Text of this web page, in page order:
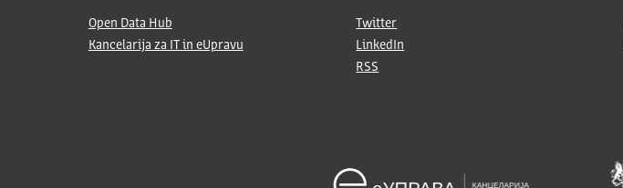
Open Data Hub
Kancelarija za IT in eUpravu
Twitter
LinkedIn
RSS